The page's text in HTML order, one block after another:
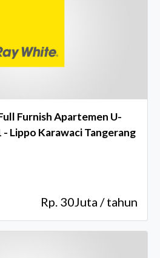
Furnish Apartemen U-
- Lippo Karawaci Tangerang
Rp. 30Juta / tahun